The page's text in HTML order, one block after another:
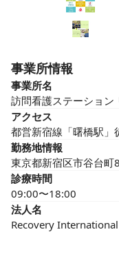
事業所情報
事業所名
訪問看護ステーション
アクセス
都営新宿線「曙橋駅」
勤務地情報
東京都新宿区市谷台
診療時間
09:00〜18:00
法人名
Recovery